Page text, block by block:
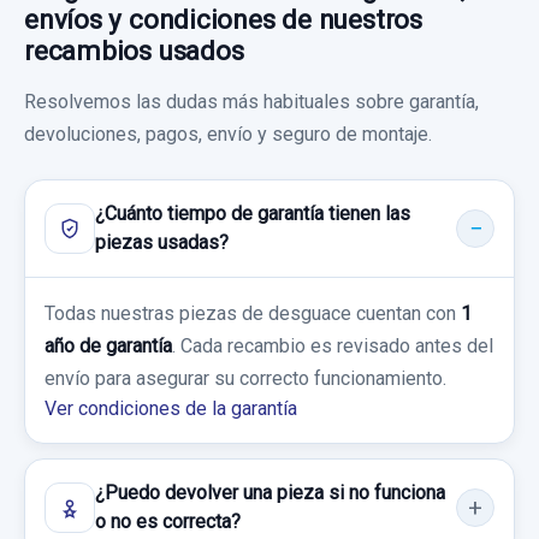
FARO ANTINIEBLA DERECHO
FARO ANTINIEBLA DERECHO usado.
NISSAN X-TRAIL (T30) COMFORT
Garantía 1 año
Ref:672568
NISSAN X-TRAIL (T30) COMFORT
Garantía 1 año
9,91 €
Sin IVA, gastos de envío no incluidos.
MOTOR LIMPIA DELANTERO WT6-12 32228 5
PINS
MOTOR LIMPIA DELANTERO WT6-12
32228... usado.
Garantía 1 año
Ref:661289 OEM:WT6-12
28,92 €
Sin IVA, gastos de envío no incluidos.
envíos y condiciones de nuestros
recambios usados
Resolvemos las dudas más habituales sobre garantía,
devoluciones, pagos, envío y seguro de montaje.
¿Cuánto tiempo de garantía tienen las
piezas usadas?
Todas nuestras piezas de desguace cuentan con 1
año de garantía . Cada recambio es revisado antes del
envío para asegurar su correcto funcionamiento.
Ver condiciones de la garantía
¿Puedo devolver una pieza si no funciona
o no es correcta?